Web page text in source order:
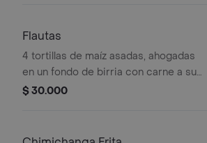
Flautas
4 tortillas de maíz asadas, ahogadas
en un fondo de birria con carne a su
eleccion
$ 30.000